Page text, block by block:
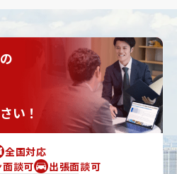
い！
全国対応
談可
出張面談可